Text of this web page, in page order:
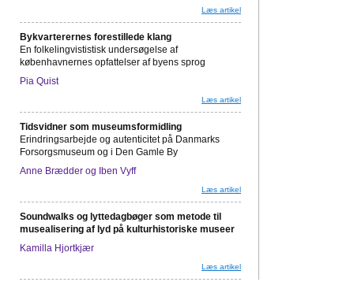
Læs artikel
Bykvarterernes forestillede klang
En folkelingvististisk undersøgelse af
københavnernes opfattelser af byens sprog
Pia Quist
Læs artikel
Tidsvidner som museumsformidling
Erindringsarbejde og autenticitet på Danmarks
Forsorgsmuseum og i Den Gamle By
Anne Brædder og Iben Vyff
Læs artikel
Soundwalks og lyttedagbøger som metode til
musealisering af lyd på kulturhistoriske museer
Kamilla Hjortkjær
Læs artikel